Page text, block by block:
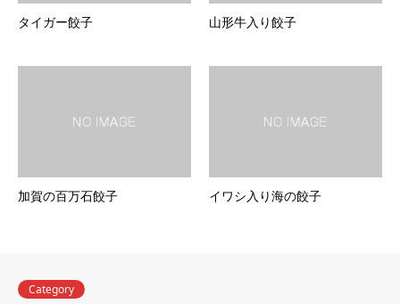
タイガー餃子 山形牛入り餃子
加賀の百万石餃子 イワシ入り海の餃子
Category